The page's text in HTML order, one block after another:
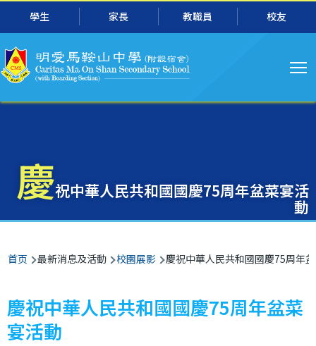
跳转到主要内容
學生 家長 教職員 校友
导
航
慶祝中華人民共和國國慶75周年盆菜宴活
動
面
包
屑
首页 最新消息及活動 校園展影 慶祝中華人民共和國國慶75周年
慶祝中華人民共和國國慶75周年盆菜
宴活動